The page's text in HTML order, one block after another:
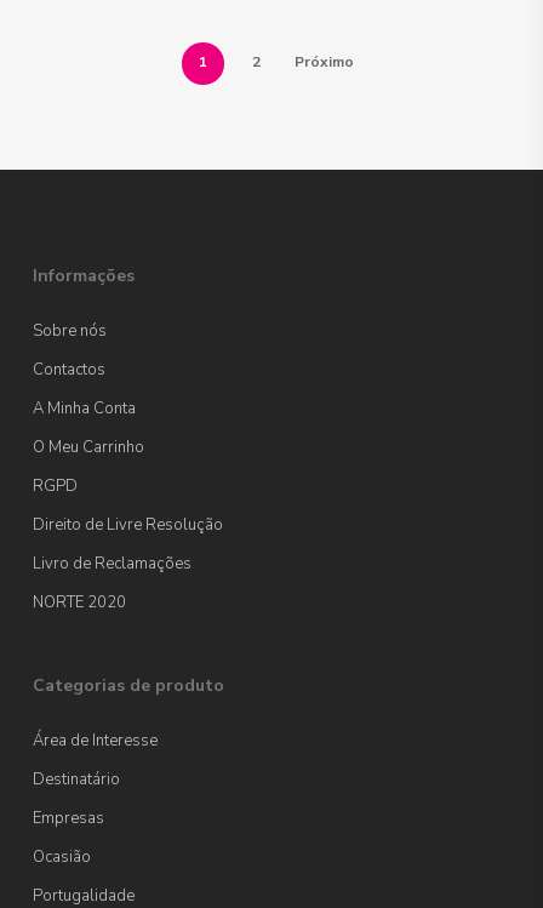
1 2 Próximo
Informações
Sobre nós
Contactos
A Minha Conta
O Meu Carrinho
RGPD
Direito de Livre Resolução
Livro de Reclamações
NORTE 2020
Categorias de produto
Área de Interesse
Destinatário
Empresas
Ocasião
Portugalidade